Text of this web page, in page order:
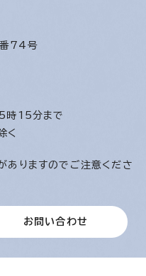
番74号
時15分まで
く
ありますのでご注意くださ
お問い合わせ